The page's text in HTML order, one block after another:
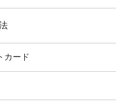
カード